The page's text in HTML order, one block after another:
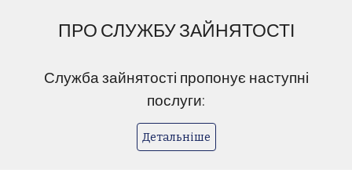
ПРО СЛУЖБУ ЗАЙНЯТОСТІ
Служба зайнятості пропонує наступні
послуги:
Детальніше